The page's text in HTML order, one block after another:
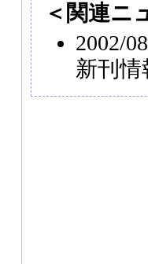
＜関連ニ
2002/
新刊情